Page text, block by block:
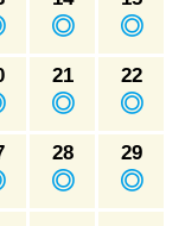
◎ ◎
21
◎
22
◎
28
◎
29
◎